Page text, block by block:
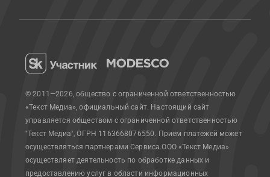
© 2011—2026, общество с ограниченной ответственностью
«Текст Медиа», официальный сайт. Настоящий сайт
управляется обществом с ограниченной ответственностью
"Текст Медиа", ОГРН 1163668076550. Прием платежей может
осуществляться партнерами Сервиса.ООО «Текст Медиа»
осуществляет деятельность по обработке данных и
предоставлению услуг в области информационных